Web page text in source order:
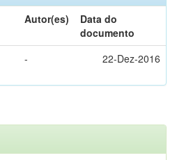
Autor(es)
Data do
documento
- 22-Dez-2016